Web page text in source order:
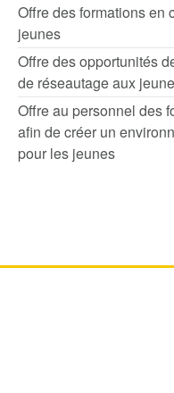
Offre des formations en
jeunes
Offre des opportunités
de réseautage aux
Offre au personnel des
afin de créer un
pour les jeunes